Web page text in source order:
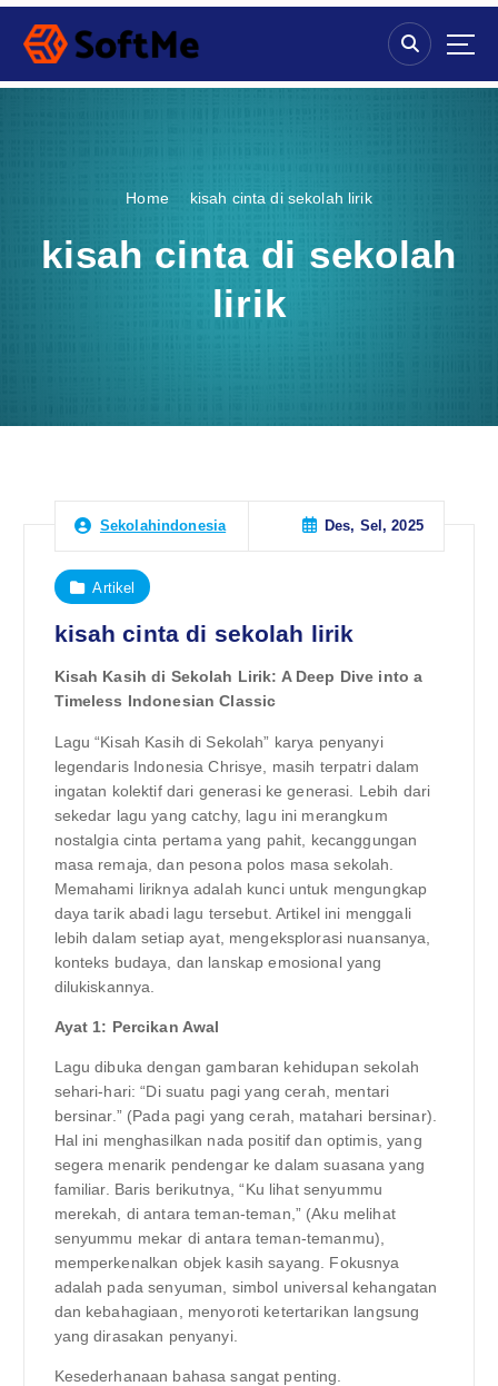
S
p
Home kisah cinta di sekolah lirik
kisah cinta di sekolah
lirik
Sekolahindonesia Des, Sel, 2025
Artikel
kisah cinta di sekolah lirik
Kisah Kasih di Sekolah Lirik: A Deep Dive into a
Timeless Indonesian Classic
Lagu “Kisah Kasih di Sekolah” karya penyanyi
legendaris Indonesia Chrisye, masih terpatri dalam
ingatan kolektif dari generasi ke generasi. Lebih dari
sekedar lagu yang catchy, lagu ini merangkum
nostalgia cinta pertama yang pahit, kecanggungan
masa remaja, dan pesona polos masa sekolah.
Memahami liriknya adalah kunci untuk mengungkap
daya tarik abadi lagu tersebut. Artikel ini menggali
lebih dalam setiap ayat, mengeksplorasi nuansanya,
konteks budaya, dan lanskap emosional yang
dilukiskannya.
Ayat 1: Percikan Awal
Lagu dibuka dengan gambaran kehidupan sekolah
sehari-hari: “Di suatu pagi yang cerah, mentari
bersinar.” (Pada pagi yang cerah, matahari bersinar).
Hal ini menghasilkan nada positif dan optimis, yang
segera menarik pendengar ke dalam suasana yang
familiar. Baris berikutnya, “Ku lihat senyummu
merekah, di antara teman-teman,” (Aku melihat
senyummu mekar di antara teman-temanmu),
memperkenalkan objek kasih sayang. Fokusnya
adalah pada senyuman, simbol universal kehangatan
dan kebahagiaan, menyoroti ketertarikan langsung
yang dirasakan penyanyi.
Kesederhanaan bahasa sangat penting.